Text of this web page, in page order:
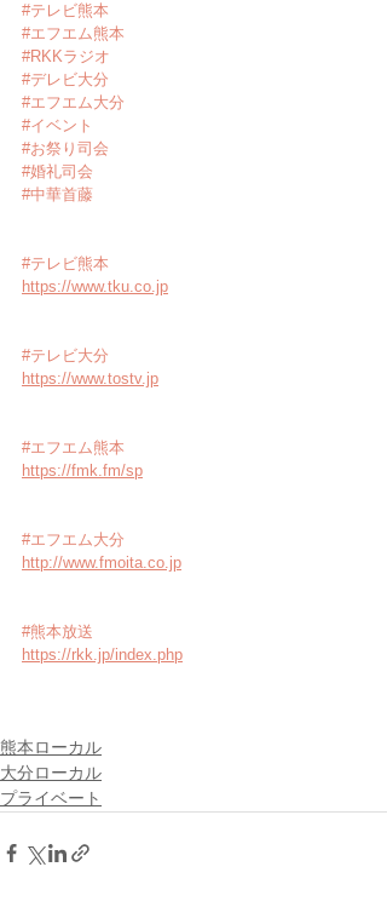
#テレビ熊本
#エフエム熊本
#RKKラジオ
#デレビ大分
#エフエム大分
#イベント
#お祭り司会
#婚礼司会
#中華首藤
#テレビ熊本
https://www.tku.co.jp
#テレビ大分
https://www.tostv.jp
#エフエム熊本
https://fmk.fm/sp
#エフエム大分
http://www.fmoita.co.jp
#熊本放送
https://rkk.jp/index.php
熊本ローカル
大分ローカル
プライベート